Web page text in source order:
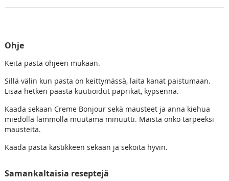
Ohje
Keitä pasta ohjeen mukaan.
Sillä välin kun pasta on keittymässä, laita kanat paistumaan.
Lisää hetken päästä kuutioidut paprikat, kypsennä.
Kaada sekaan Creme Bonjour sekä mausteet ja anna kiehua
miedolla lämmöllä muutama minuutti. Maista onko tarpeeksi
mausteita.
Kaada pasta kastikkeen sekaan ja sekoita hyvin.
Samankaltaisia reseptejä